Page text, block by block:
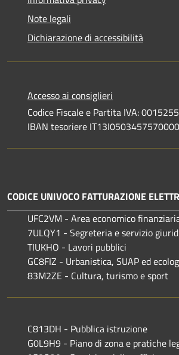
Note legali
Dichiarazione di accessibilità
Accesso ai consiglieri
Codice Fiscale e Partita IVA:
IBAN tesoriere
CODICE UNIVOCO FATTURAZIONE
UFC2VM - Area economico
7ULQY1 - Segreteria e servizio
TIUKHO - Lavori pubblici
GC8FIZ - Urbanistica, SUAP ed
83M2ZE - Cultura, turismo e sport
C813DH - Pubblica istruzione
G0L9H9 - Piano di zona e pratiche